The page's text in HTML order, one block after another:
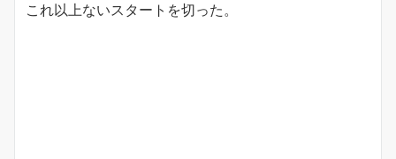
これ以上ないスタートを切った。